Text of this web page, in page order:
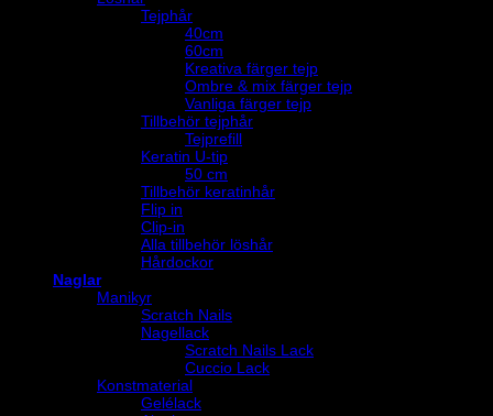
Tejphår
40cm
60cm
Kreativa färger tejp
Ombre & mix färger tejp
Vanliga färger tejp
Tillbehör tejphår
Tejprefill
Keratin U-tip
50 cm
Tillbehör keratinhår
Flip in
Clip-in
Alla tillbehör löshår
Hårdockor
Naglar
Manikyr
Scratch Nails
Nagellack
Scratch Nails Lack
Cuccio Lack
Konstmaterial
Gelélack